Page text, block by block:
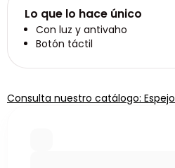
Lo que lo hace único
Con luz y antivaho
Botón táctil
Consulta nuestro catálogo: Espejo